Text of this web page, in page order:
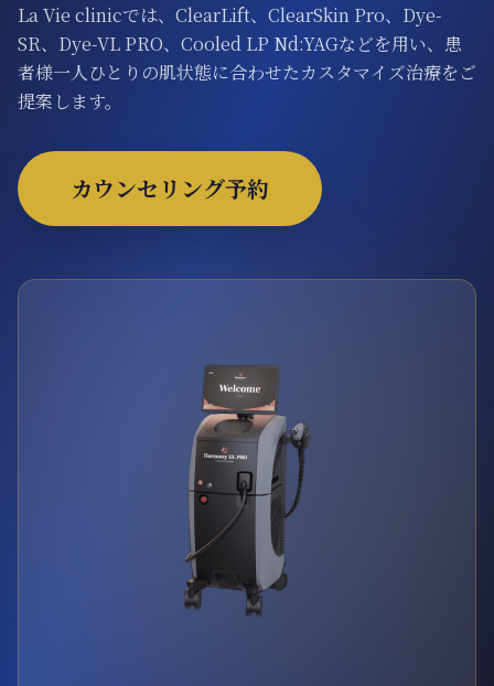
ONLINE SHOP
La Vie clinicでは、ClearLift、ClearSkin Pro、Dye-
SR、Dye-VL PRO、Cooled LP Nd:YAGなどを用い、患
者様一人ひとりの肌状態に合わせたカスタマイズ治療をご
提案します。
カウンセリング予約